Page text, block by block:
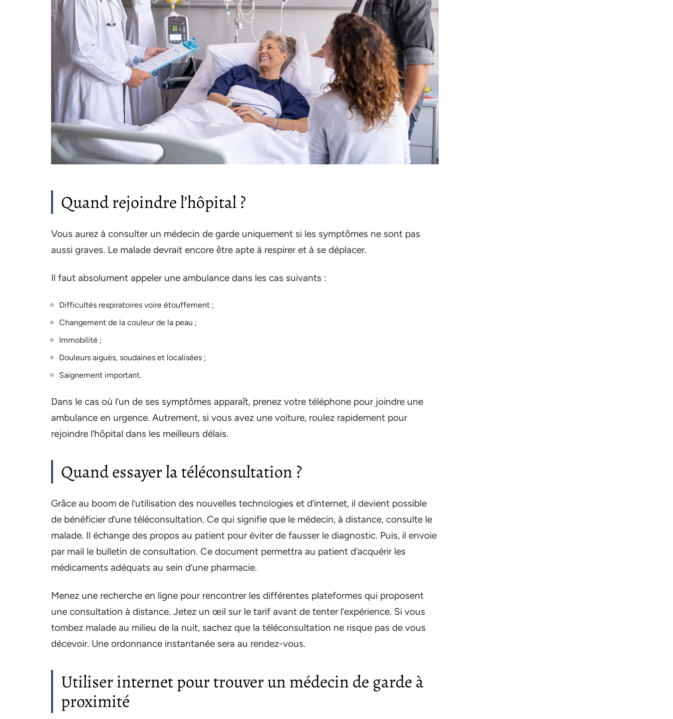
Quand rejoindre l’hôpital ?
Vous aurez à consulter un médecin de garde uniquement si les symptômes ne sont pas
aussi graves. Le malade devrait encore être apte à respirer et à se déplacer.
Il faut absolument appeler une ambulance dans les cas suivants :
Difficultés respiratoires voire étouffement ;
Changement de la couleur de la peau ;
Immobilité ;
Douleurs aiguës, soudaines et localisées ;
Saignement important.
Dans le cas où l’un de ses symptômes apparaît, prenez votre téléphone pour joindre une
ambulance en urgence. Autrement, si vous avez une voiture, roulez rapidement pour
rejoindre l’hôpital dans les meilleurs délais.
Quand essayer la téléconsultation ?
Grâce au boom de l’utilisation des nouvelles technologies et d’internet, il devient possible
de bénéficier d’une téléconsultation. Ce qui signifie que le médecin, à distance, consulte le
malade. Il échange des propos au patient pour éviter de fausser le diagnostic. Puis, il envoie
par mail le bulletin de consultation. Ce document permettra au patient d’acquérir les
médicaments adéquats au sein d’une pharmacie.
Menez une recherche en ligne pour rencontrer les différentes plateformes qui proposent
une consultation à distance. Jetez un œil sur le tarif avant de tenter l’expérience. Si vous
tombez malade au milieu de la nuit, sachez que la téléconsultation ne risque pas de vous
décevoir. Une ordonnance instantanée sera au rendez-vous.
Utiliser internet pour trouver un médecin de garde à
proximité